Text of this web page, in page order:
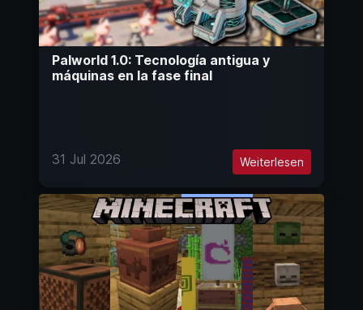
Palworld 1.0: Tecnología antigua y
máquinas en la fase final
31 Jul 2026 Weiterlesen